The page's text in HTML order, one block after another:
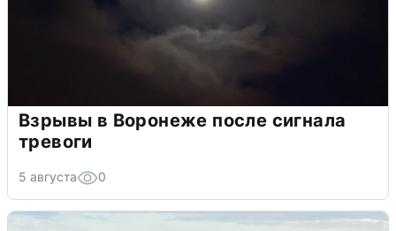
Взрывы в Воронеже после сигнала
тревоги
5 августа 0